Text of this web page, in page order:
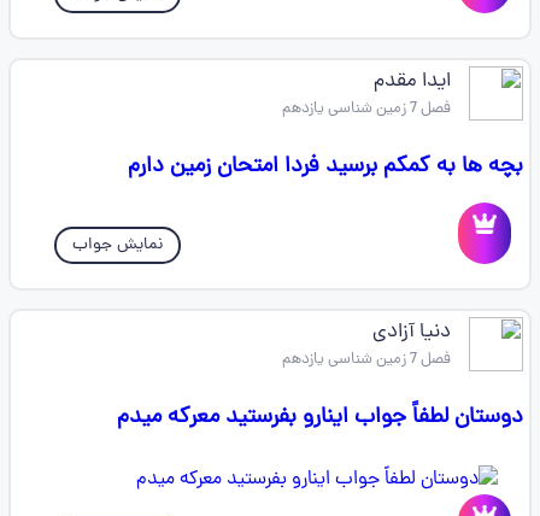
ایدا مقدم
فصل 7 زمین شناسی یازدهم
بچه ها به کمکم برسید فردا امتحان زمین دارم
نمایش جواب
دنیا آزادی
فصل 7 زمین شناسی یازدهم
دوستان لطفاً جواب اینارو بفرستید معرکه میدم